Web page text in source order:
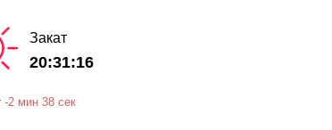
Закат
20:31:16
-2 мин 38 сек